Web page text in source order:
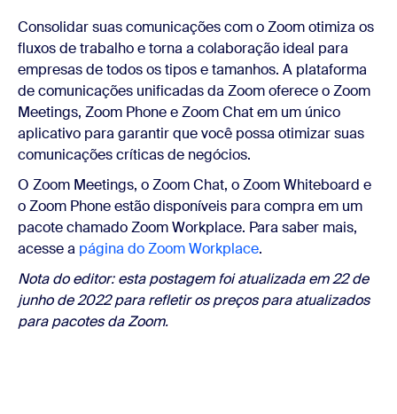
Consolidar suas comunicações com o Zoom otimiza os
fluxos de trabalho e torna a colaboração ideal para
empresas de todos os tipos e tamanhos. A plataforma
de comunicações unificadas da Zoom oferece o Zoom
Meetings, Zoom Phone e Zoom Chat em um único
aplicativo para garantir que você possa otimizar suas
comunicações críticas de negócios.
O Zoom Meetings, o Zoom Chat, o Zoom Whiteboard e
o Zoom Phone estão disponíveis para compra em um
pacote chamado Zoom Workplace. Para saber mais,
acesse a página do Zoom Workplace.
Nota do editor: esta postagem foi atualizada em 22 de
junho de 2022 para refletir os preços para atualizados
para pacotes da Zoom.